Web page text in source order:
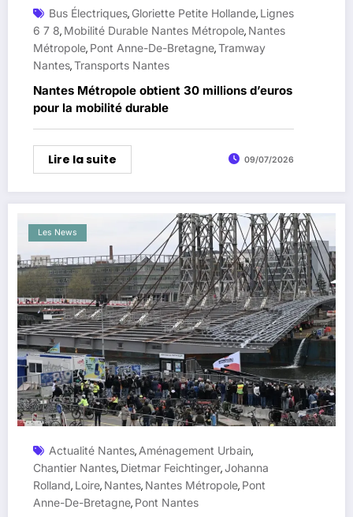
Bus Électriques, Gloriette Petite Hollande, Lignes
6 7 8, Mobilité Durable Nantes Métropole, Nantes
Métropole, Pont Anne-De-Bretagne,Tramway
Nantes,Transports Nantes
Nantes Métropole obtient 30 millions d’euros
pour la mobilité durable
Lire la suite 09/07/2026
Les News
Actualité Nantes, Aménagement Urbain,
Chantier Nantes, Dietmar Feichtinger,Johanna
Rolland, Loire, Nantes, Nantes Métropole, Pont
Anne-De-Bretagne, Pont Nantes